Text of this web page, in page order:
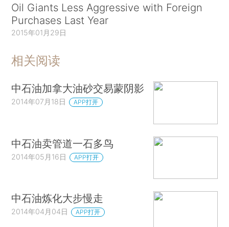
Oil Giants Less Aggressive with Foreign
Purchases Last Year
2015年01月29日
相关阅读
中石油加拿大油砂交易蒙阴影
2014年07月18日 APP打开
中石油卖管道一石多鸟
2014年05月16日 APP打开
中石油炼化大步慢走
2014年04月04日 APP打开